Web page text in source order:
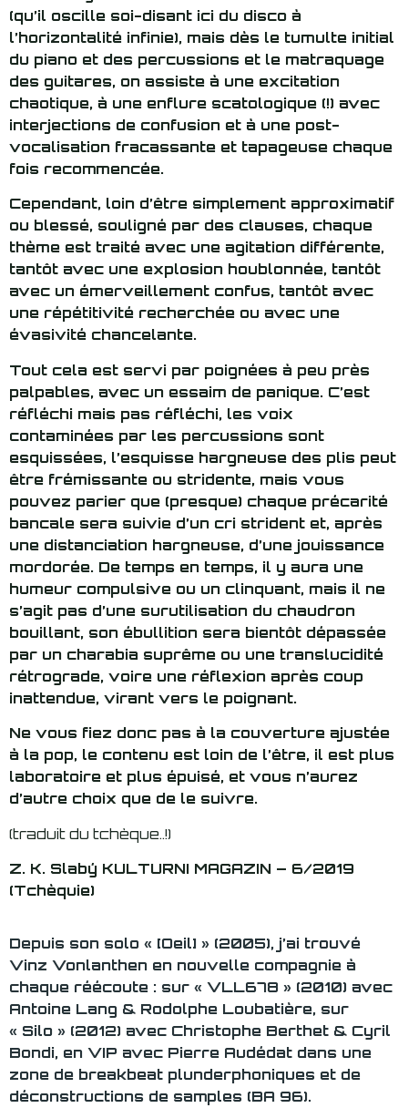
(qu’il oscille soi-disant ici du disco à
l’horizontalité infinie), mais dès le tumulte initial
du piano et des percussions et le matraquage
des guitares, on assiste à une excitation
chaotique, à une enflure scatologique (!) avec
interjections de confusion et à une post-
vocalisation fracassante et tapageuse chaque
fois recommencée.
Cependant, loin d’être simplement approximatif
ou blessé, souligné par des clauses, chaque
thème est traité avec une agitation différente,
tantôt avec une explosion houblonnée, tantôt
avec un émerveillement confus, tantôt avec
une répétitivité recherchée ou avec une
évasivité chancelante.
Tout cela est servi par poignées à peu près
palpables, avec un essaim de panique. C’est
réfléchi mais pas réfléchi, les voix
contaminées par les percussions sont
esquissées, l’esquisse hargneuse des plis peut
être frémissante ou stridente, mais vous
pouvez parier que (presque) chaque précarité
bancale sera suivie d’un cri strident et, après
une distanciation hargneuse, d’une jouissance
mordorée. De temps en temps, il y aura une
humeur compulsive ou un clinquant, mais il ne
s’agit pas d’une surutilisation du chaudron
bouillant, son ébullition sera bientôt dépassée
par un charabia suprême ou une translucidité
rétrograde, voire une réflexion après coup
inattendue, virant vers le poignant.
Ne vous fiez donc pas à la couverture ajustée
à la pop, le contenu est loin de l’être, il est plus
laboratoire et plus épuisé, et vous n’aurez
d’autre choix que de le suivre.
(traduit du tchèque..!)
Z. K. Slabý KULTURNI MAGAZIN – 6/2019
(Tchèquie)
Depuis son solo « [Oeil] » (2005), j’ai trouvé
Vinz Vonlanthen en nouvelle compagnie à
chaque réécoute : sur « VLL678 » (2010) avec
Antoine Lang & Rodolphe Loubatière, sur
« Silo » (2012) avec Christophe Berthet & Cyril
Bondi, en VIP avec Pierre Audédat dans une
zone de breakbeat plunderphoniques et de
déconstructions de samples (BA 96).